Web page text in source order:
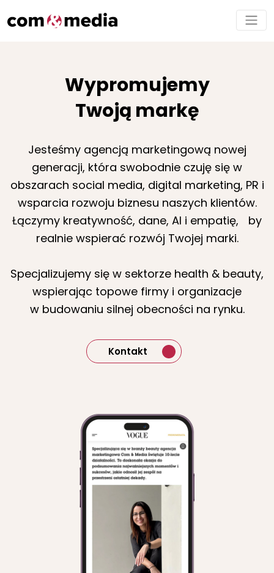
Wypromujemy
Twoją markę
Jesteśmy agencją marketingową nowej
generacji, która swobodnie czuję się w
obszarach social media, digital marketing, PR i
wsparcia rozwoju biznesu naszych klientów.
Łączymy kreatywność, dane, AI i empatię, by
realnie wspierać rozwój Twojej marki.
Specjalizujemy się w sektorze health & beauty,
wspierając topowe firmy i organizacje
w budowaniu silnej obecności na rynku.
Kontakt